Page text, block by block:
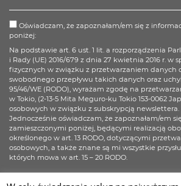
Oświadczam, że zapoznałam/em się z
poniżej:
Na podstawie art. 6 ust. 1 lit. a rozporządzenia
i Rady (UE) 2016/679 z dnia 27 kwietnia 2016 r. w
fizycznych w związku z przetwarzaniem danych
swobodnego przepływu takich danych oraz
95/46/WE (RODO), wyrażam zgodę na
w Tokio, (2-13-5 Mita Meguro-ku Tokio 153-0062
osobowych w związku z subskrypcją newslettera.
Jednocześnie oświadczam, że zapoznałam/em
zamieszczonymi poniżej, będącymi realizacją
określonego w art. 13 RODO, dotyczącymi
osobowych, a także znane są mi wszystkie
których mowa w art. 15 – 20 RODO.